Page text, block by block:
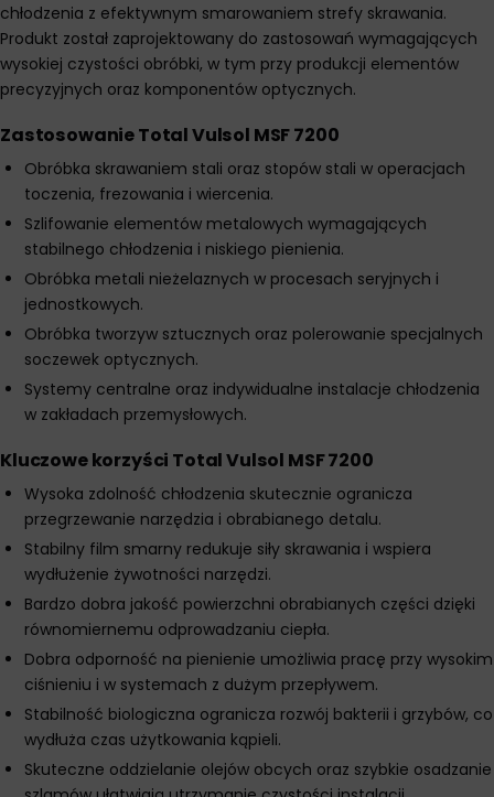
chłodzenia z efektywnym smarowaniem strefy skrawania.
Produkt został zaprojektowany do zastosowań wymagających
wysokiej czystości obróbki, w tym przy produkcji elementów
precyzyjnych oraz komponentów optycznych.
Zastosowanie Total Vulsol MSF 7200
Obróbka skrawaniem stali oraz stopów stali w operacjach
toczenia, frezowania i wiercenia.
Szlifowanie elementów metalowych wymagających
stabilnego chłodzenia i niskiego pienienia.
Obróbka metali nieżelaznych w procesach seryjnych i
jednostkowych.
Obróbka tworzyw sztucznych oraz polerowanie specjalnych
soczewek optycznych.
Systemy centralne oraz indywidualne instalacje chłodzenia
w zakładach przemysłowych.
Kluczowe korzyści Total Vulsol MSF 7200
Wysoka zdolność chłodzenia skutecznie ogranicza
przegrzewanie narzędzia i obrabianego detalu.
Stabilny film smarny redukuje siły skrawania i wspiera
wydłużenie żywotności narzędzi.
Bardzo dobra jakość powierzchni obrabianych części dzięki
równomiernemu odprowadzaniu ciepła.
Dobra odporność na pienienie umożliwia pracę przy wysokim
ciśnieniu i w systemach z dużym przepływem.
Stabilność biologiczna ogranicza rozwój bakterii i grzybów, co
wydłuża czas użytkowania kąpieli.
Skuteczne oddzielanie olejów obcych oraz szybkie osadzanie